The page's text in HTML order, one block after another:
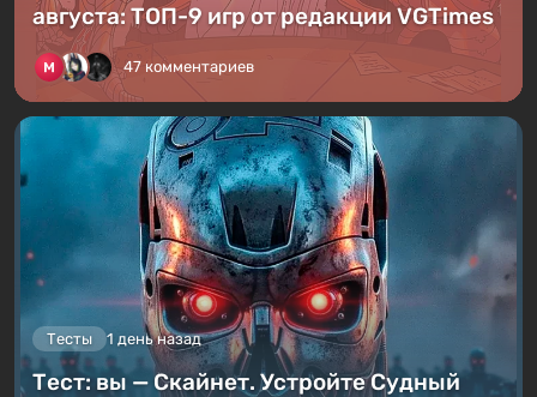
августа: ТОП-9 игр от редакции VGTimes
47 комментариев
Тесты 1 день назад
Тест: вы — Скайнет. Устройте Судный